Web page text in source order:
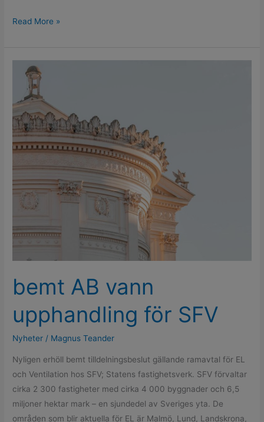
Read More »
bemt AB vann
upphandling för SFV
Nyheter / Magnus Teander
Nyligen erhöll bemt tilldelningsbeslut gällande ramavtal för EL
och Ventilation hos SFV; Statens fastighetsverk. SFV förvaltar
cirka 2 300 fastigheter med cirka 4 000 byggnader och 6,5
miljoner hektar mark – en sjundedel av Sveriges yta. De
områden som blir aktuella för EL är Malmö, Lund, Landskrona,
bemt
vann
upphandling
för
SFV